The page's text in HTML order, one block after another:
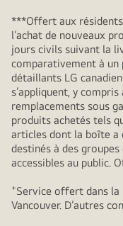
***Offert aux
l’achat de nouveaux
jours civils suivant la
comparativement à un
détaillants LG
s’appliquent, y
remplacements sous
produits achetés tels
articles dont la boîte a
destinés à des
accessibles au public.
+Service offert dans la
Vancouver. D’autres